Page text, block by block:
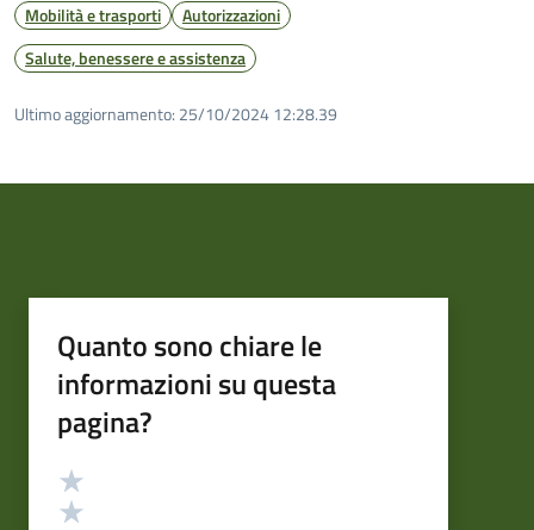
Mobilità e trasporti
Autorizzazioni
Salute, benessere e assistenza
Ultimo aggiornamento: 25/10/2024 12:28.39
Quanto sono chiare le
informazioni su questa
pagina?
Valutazione